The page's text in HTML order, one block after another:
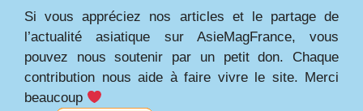
Si vous appréciez nos articles et le partage de
l’actualité asiatique sur AsieMagFrance, vous
pouvez nous soutenir par un petit don. Chaque
contribution nous aide à faire vivre le site. Merci
beaucoup